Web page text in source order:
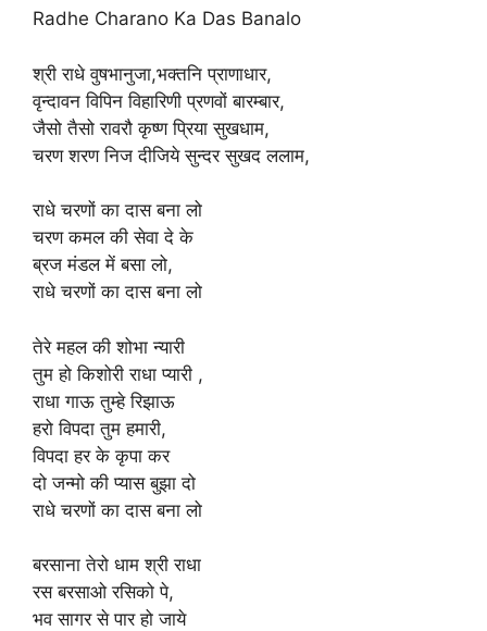
Radhe Charano Ka Das Banalo
श्री राधे वुषभानुजा,भक्तनि प्राणाधार,
वृन्दावन विपिन विहारिणी प्रणवों बारम्बार,
जैसो तैसो रावरौ कृष्ण प्रिया सुखधाम,
चरण शरण निज दीजिये सुन्दर सुखद ललाम,
राधे चरणों का दास बना लो
चरण कमल की सेवा दे के
ब्रज मंडल में बसा लो,
राधे चरणों का दास बना लो
तेरे महल की शोभा न्यारी
तुम हो किशोरी राधा प्यारी ,
राधा गाऊ तुम्हे रिझाऊ
हरो विपदा तुम हमारी,
विपदा हर के कृपा कर
दो जन्मो की प्यास बुझा दो
राधे चरणों का दास बना लो
बरसाना तेरो धाम श्री राधा
रस बरसाओ रसिको पे,
भव सागर से पार हो जाये